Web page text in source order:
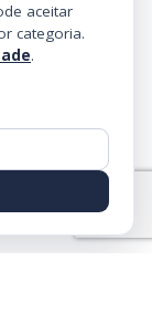
aceitar
categoria.
.